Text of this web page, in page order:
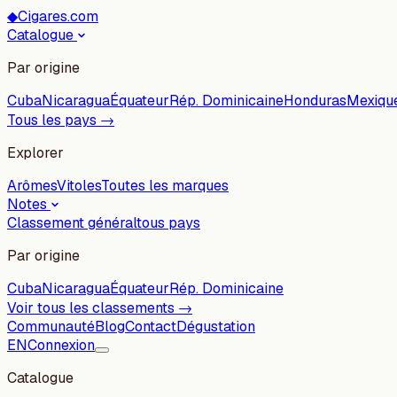
◆Cigares.com
Catalogue
Par origine
CubaNicaraguaÉquateurRép. DominicaineHonduras
Tous les pays →
Explorer
ArômesVitolesToutes les marques
Notes
Classement généraltous pays
Par origine
CubaNicaraguaÉquateurRép. Dominicaine
Voir tous les classements →
CommunautéBlogContactDégustation
ENConnexion
Catalogue